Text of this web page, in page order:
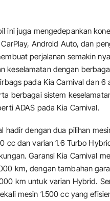
ini juga mengedepankan
Android Auto, dan
perjalanan semakin
keselamatan dengan
pada Kia Carnival dan 6
berbagai sistem
ADAS pada Kia Carnival.
hadir dengan dua pilihan
cc dan varian 1.6 Turbo
Garansi Kia Carnival
km, dengan tambahan
km untuk varian Hybrid.
mesin 1.500 cc yang